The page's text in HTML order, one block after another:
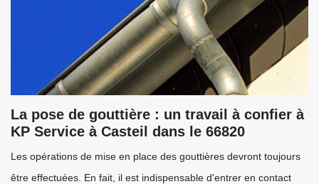
La pose de gouttière : un travail à confier à
KP Service à Casteil dans le 66820
Les opérations de mise en place des gouttières devront toujours
être effectuées. En fait, il est indispensable d'entrer en contact